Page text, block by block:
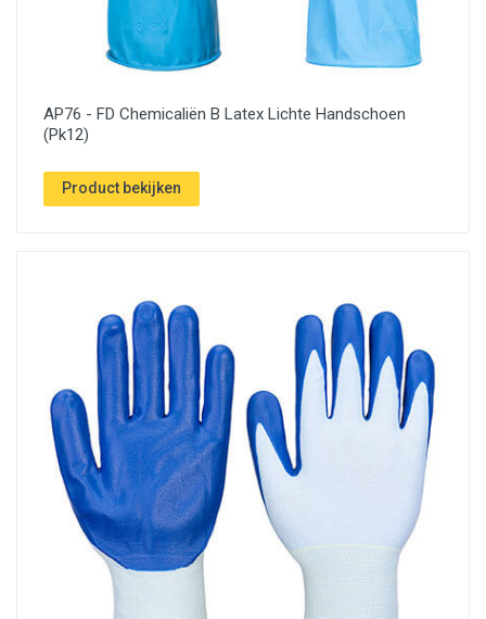
AP76 - FD Chemicaliën B Latex Lichte Handschoen
(Pk12)
Product bekijken